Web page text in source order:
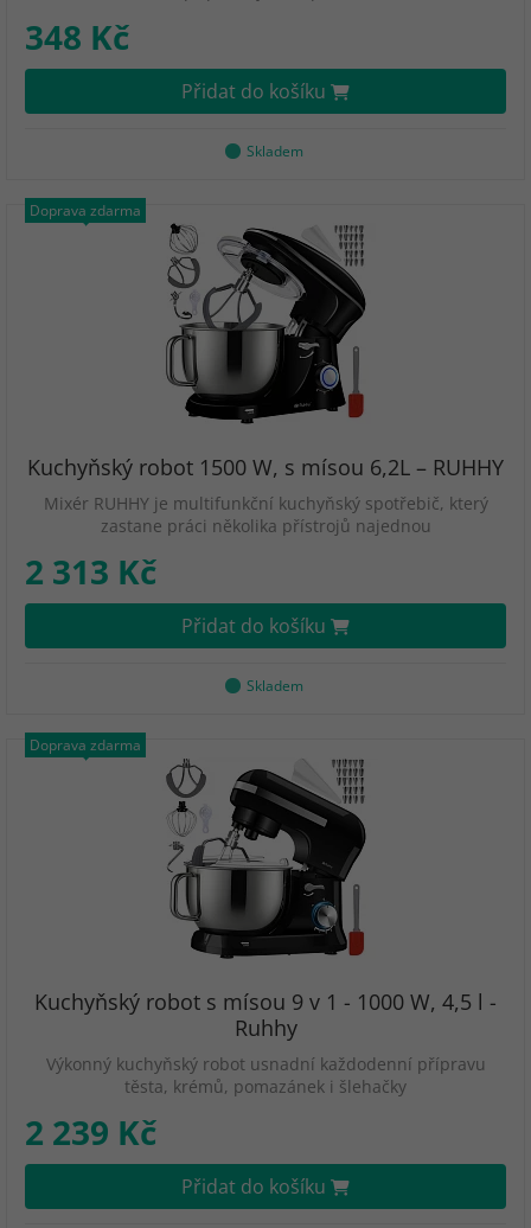
348 Kč
Přidat do košíku
Skladem
Doprava zdarma
Kuchyňský robot 1500 W, s mísou 6,2L – RUHHY
Mixér RUHHY je multifunkční kuchyňský spotřebič, který
zastane práci několika přístrojů najednou
2 313 Kč
Přidat do košíku
Skladem
Doprava zdarma
Kuchyňský robot s mísou 9 v 1 - 1000 W, 4,5 l -
Ruhhy
Výkonný kuchyňský robot usnadní každodenní přípravu
těsta, krémů, pomazánek i šlehačky
2 239 Kč
Přidat do košíku